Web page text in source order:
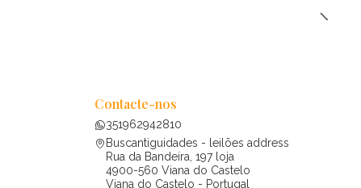
Contacte-nos
351962942810
Buscantiguidades - leilões address
Rua da Bandeira, 197 loja
4900-560 Viana do Castelo
Viana do Castelo - Portugal